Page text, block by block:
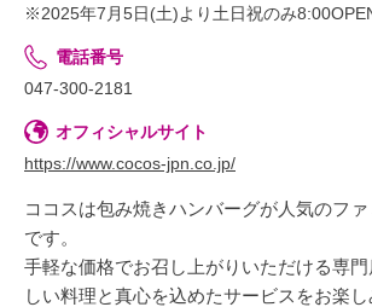
※2025年7月5日(土)より土日祝のみ
電話番号
047-300-2181
オフィシャルサイト
https://www.cocos-jpn.co.jp/
ココスは包み焼きハンバーグが人気のフ
です。
手軽な価格でお召し上がりいただける専
しい料理と真心を込めたサービスをお楽し